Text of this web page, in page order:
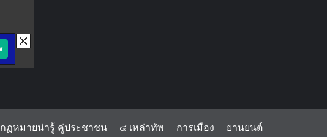
กฏหมายน่ารู้ คู่ประชาชน ๔ เหล่าทัพ การเมือง ยานยนต์